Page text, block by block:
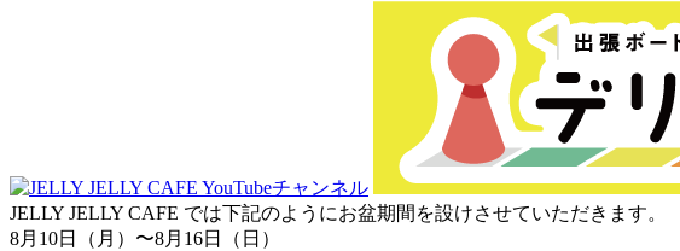
JELLY JELLY CAFE では下記のようにお盆期間を設けさせていただきます。
8月10日（月）〜8月16日（日）